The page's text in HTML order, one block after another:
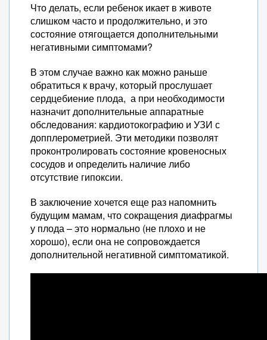
Что делать, если ребенок икает в животе
слишком часто и продолжительно, и это
состояние отягощается дополнительными
негативными симптомами?
В этом случае важно как можно раньше
обратиться к врачу, который прослушает
сердцебиение плода, а при необходимости
назначит дополнительные аппаратные
обследования: кардиотокографию и УЗИ с
допплерометрией. Эти методики позволят
проконтролировать состояние кровеносных
сосудов и определить наличие либо
отсутствие гипоксии.
В заключение хочется еще раз напомнить
будущим мамам, что сокращения диафрагмы
у плода – это нормально (не плохо и не
хорошо), если она не сопровождается
дополнительной негативной симптоматикой.